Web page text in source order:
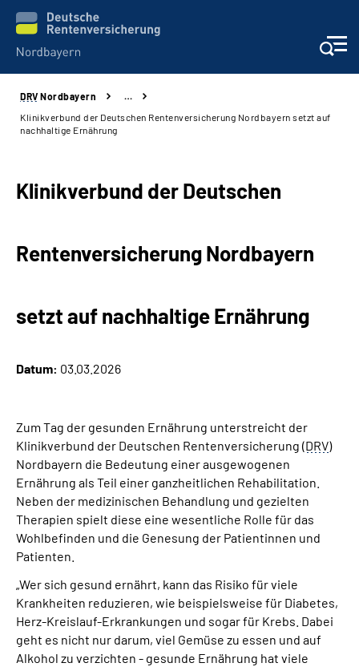
Online-Services
Beratung und Kontakt
Karriere
Über uns
Leichte Sprache
Suche
DRV Nordbayern
…
Klinikverbund der Deutschen Rentenversicherung Nordbayern setzt auf
nachhaltige Ernährung
Klinikverbund der Deutschen
Rentenversicherung Nordbayern
setzt auf nachhaltige Ernährung
Datum: 03.03.2026
Zum Tag der gesunden Ernährung unterstreicht der
Klinikverbund der Deutschen Rentenversicherung (DRV)
Nordbayern die Bedeutung einer ausgewogenen
Ernährung als Teil einer ganzheitlichen Rehabilitation.
Neben der medizinischen Behandlung und gezielten
Therapien spielt diese eine wesentliche Rolle für das
Wohlbefinden und die Genesung der Patientinnen und
Patienten.
„Wer sich gesund ernährt, kann das Risiko für viele
Krankheiten reduzieren, wie beispielsweise für Diabetes,
Herz-Kreislauf-Erkrankungen und sogar für Krebs. Dabei
geht es nicht nur darum, viel Gemüse zu essen und auf
Alkohol zu verzichten - gesunde Ernährung hat viele